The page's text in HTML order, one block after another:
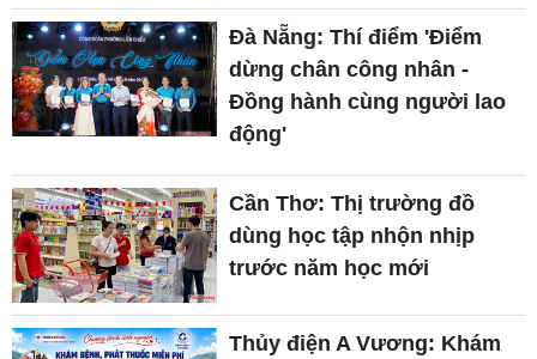
Đà Nẵng: Thí điểm 'Điểm
dừng chân công nhân -
Đồng hành cùng người lao
động'
Cần Thơ: Thị trường đồ
dùng học tập nhộn nhịp
trước năm học mới
Thủy điện A Vương: Khám